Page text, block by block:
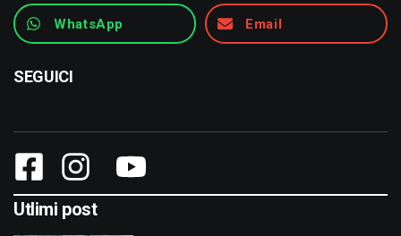
WhatsApp Email
SEGUICI
Utlimi post